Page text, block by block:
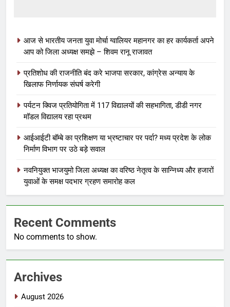
आज से भारतीय जनता युवा मोर्चा ग्वालियर महानगर का हर कार्यकर्ता अपने
आप को जिला अध्यक्ष समझे – शिवम रानू राजावत
प्रतिशोध की राजनीति बंद करे भाजपा सरकार, कांग्रेस अन्याय के
खिलाफ निर्णायक संघर्ष करेगी
पर्यटन क्विज प्रतियोगिता में 117 विद्यालयों की सहभागिता, डीडी नगर
मॉडल विद्यालय रहा प्रथम
आईआईटी बॉम्बे का प्रशिक्षण या भ्रष्टाचार पर पर्दा? मध्य प्रदेश के लोक
निर्माण विभाग पर उठे बड़े सवाल
नवनियुक्त भाजयुमो जिला अध्यक्ष का वरिष्ठ नेतृत्व के सान्निध्य और हजारों
युवाओं के समक्ष पदभार ग्रहण समारोह कल
Recent Comments
No comments to show.
Archives
August 2026